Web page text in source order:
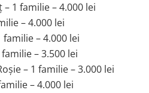
1 familie – 4.000 lei
– 4.000 lei
– 4.000 lei
– 3.500 lei
– 1 familie – 3.000 lei
– 4.000 lei